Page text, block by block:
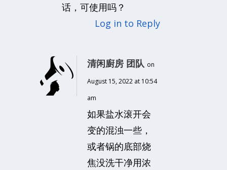
话，可使用吗？
Log in to Reply
清闲廚房 团队 on
August 15, 2022 at 10:54
am
如果盐水滚开会
变的混浊一些，
或者锅的底部烧
焦没洗干净用浓